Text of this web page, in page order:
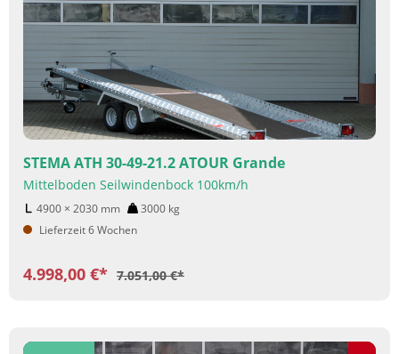
STEMA ATH 30-49-21.2 ATOUR Grande
Mittelboden Seilwindenbock 100km/h
4900 × 2030 mm 3000 kg
Lieferzeit 6 Wochen
4.998,00 €* 7.051,00 €*